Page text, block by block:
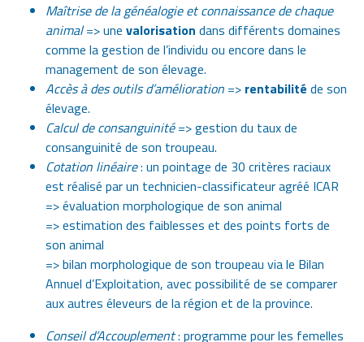
Maîtrise de la généalogie et connaissance de chaque
animal=> une valorisation dans différents domaines
comme la gestion de l’individu ou encore dans le
management de son élevage.
Accès à des outils d’amélioration => rentabilité de son
élevage.
Calcul de consanguinité=> gestion du taux de
consanguinité de son troupeau.
Cotation linéaire: un pointage de 30 critères raciaux
est réalisé par un technicien-classificateur agréé ICAR
=> évaluation morphologique de son animal
=> estimation des faiblesses et des points forts de
son animal
=> bilan morphologique de son troupeau via le Bilan
Annuel d’Exploitation, avec possibilité de se comparer
aux autres éleveurs de la région et de la province.
Conseil d’Accouplement: programme pour les femelles